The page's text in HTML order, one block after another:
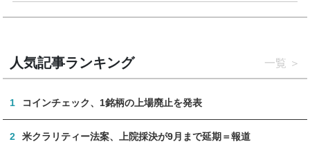
人気記事ランキング 一覧
1 コインチェック、1銘柄の上場廃止を発表
2 米クラリティー法案、上院採決が9月まで延期＝報道